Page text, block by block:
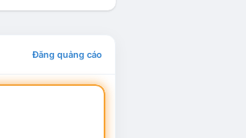
Đăng quảng cáo